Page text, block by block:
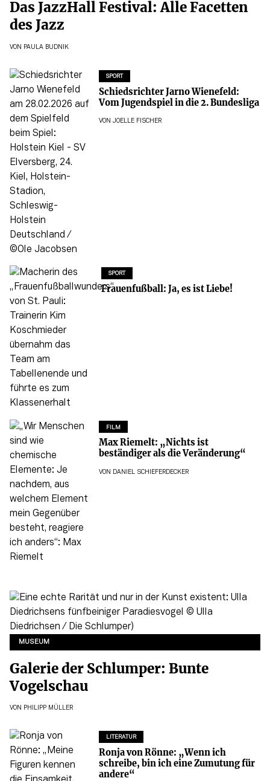
Das JazzHall Festival: Alle Facetten
des Jazz
VON PAULA BUDNIK
SPORT
Schiedsrichter Jarno Wienefeld:
Vom Jugendspiel in die 2. Bundesliga
VON JOELLE FISCHER
SPORT
Frauenfußball: Ja, es ist Liebe!
FILM
Max Riemelt: „Nichts ist
beständiger als die Veränderung“
VON DANIEL SCHIEFERDECKER
MUSEUM
Galerie der Schlumper: Bunte
Vogelschau
VON PHILIPP MÜLLER
LITERATUR
Ronja von Rönne: „Wenn ich
schreibe, bin ich eine Zumutung für
andere“